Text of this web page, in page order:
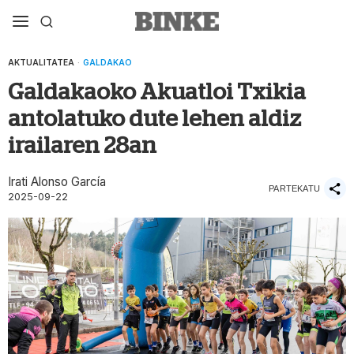
AKTUALITATEA · GALDAKAO
Galdakaoko Akuatloi Txikia
antolatuko dute lehen aldiz
irailaren 28an
Irati Alonso García
2025-09-22
PARTEKATU